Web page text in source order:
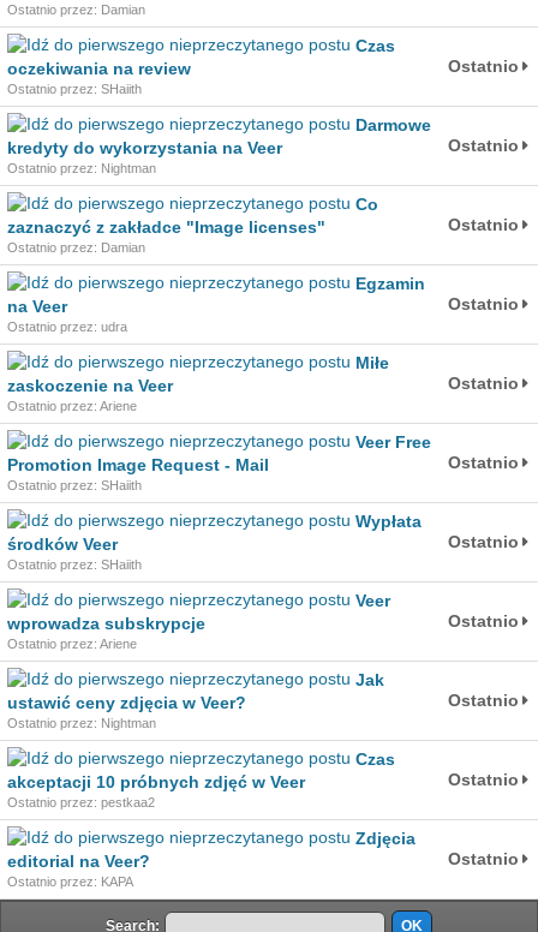
Ostatnio przez: Damian
Czas
oczekiwania na review
Ostatnio przez: SHaiith
Ostatnio
Darmowe
kredyty do wykorzystania na Veer
Ostatnio przez: Nightman
Ostatnio
Co
zaznaczyć z zakładce "Image licenses"
Ostatnio przez: Damian
Ostatnio
Egzamin
na Veer
Ostatnio przez: udra
Ostatnio
Miłe
zaskoczenie na Veer
Ostatnio przez: Ariene
Ostatnio
Veer Free
Promotion Image Request - Mail
Ostatnio przez: SHaiith
Ostatnio
Wypłata
środków Veer
Ostatnio przez: SHaiith
Ostatnio
Veer
wprowadza subskrypcje
Ostatnio przez: Ariene
Ostatnio
Jak
ustawić ceny zdjęcia w Veer?
Ostatnio przez: Nightman
Ostatnio
Czas
akceptacji 10 próbnych zdjęć w Veer
Ostatnio przez: pestkaa2
Ostatnio
Zdjęcia
editorial na Veer?
Ostatnio przez: KAPA
Ostatnio
Search: